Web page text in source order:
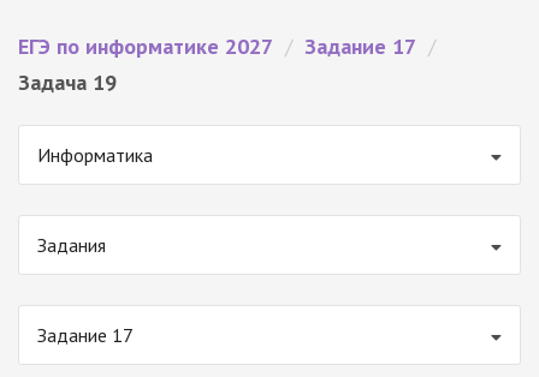
ЕГЭ по информатике 2027 / Задание 17 /
Задача 19
Информатика
Задания
Задание 17